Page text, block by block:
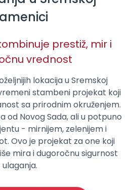
prestiž, mir i
vrednost
lokacija u Sremskoj
stambeni projekat koji
sa prirodnim okruženjem.
od Novog Sada, ali u potpuno
- mirnijem, zelenijem i
Ovo je projekat za one koji
mira i dugoročnu sigurnost
ulaganja.